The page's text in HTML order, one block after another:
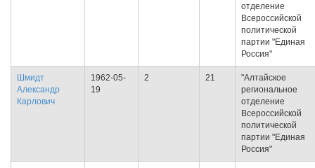
отделение
Всероссийской
политической
партии "Единая
Россия"
Шмидт
Александр
Карлович
1962-05-
19
2 21
"Алтайское
региональное
отделение
Всероссийской
политической
партии "Единая
Россия"